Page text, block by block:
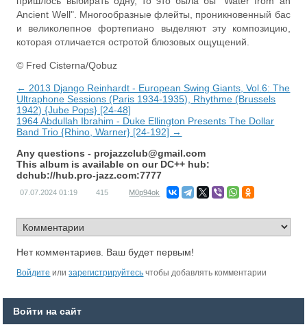
Ancient Well". Многообразные флейты, проникновенный бас
и великолепное фортепиано выделяют эту композицию,
которая отличается остротой блюзовых ощущений.
© Fred Cisterna/Qobuz
← 2013 Django Reinhardt - European Swing Giants, Vol.6: The
Ultraphone Sessions (Paris 1934-1935), Rhythme (Brussels
1942) {Jube Pops} [24-48]
1964 Abdullah Ibrahim - Duke Ellington Presents The Dollar
Band Trio {Rhino, Warner} [24-192] →
Any questions - projazzclub@gmail.com
This album is available on our DC++ hub:
dchub://hub.pro-jazz.com:7777
07.07.2024 01:19 415 M0p94ok
Нет комментариев. Ваш будет первым!
Войдите илизарегистрируйтесь чтобы добавлять комментарии
Войти на сайт